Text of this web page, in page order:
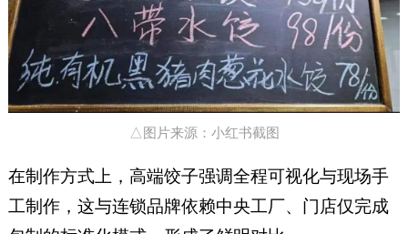
△图片来源：小红书截图
在制作方式上，高端饺子强调全程可视化与现场手
工制作，这与连锁品牌依赖中央工厂、门店仅完成